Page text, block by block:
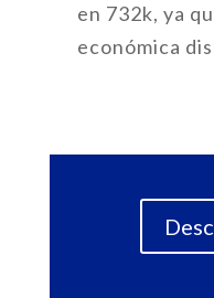
en 732k, ya
económica